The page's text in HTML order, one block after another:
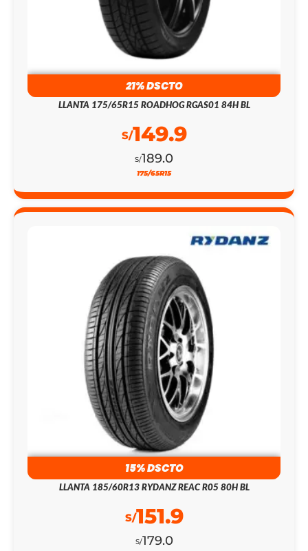
21% DSCTO
LLANTA 175/65R15 ROADHOG RGAS01 84H BL
189.0
149.9
175/65R15
15% DSCTO
LLANTA 185/60R13 RYDANZ REAC R05 80H BL
179.0
151.9
185/60R13